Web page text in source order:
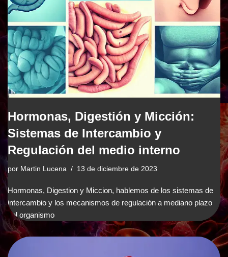
Hormonas, Digestión y Micción:
Sistemas de Intercambio y
Regulación del medio interno
por Martin Lucena 13 de diciembre de 2023
Hormonas, Digestion y Miccion, hablemos de los sistemas de
intercambio y los mecanismos de regulación a mediano plazo
del organismo